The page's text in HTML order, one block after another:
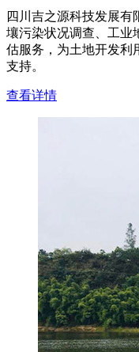
四川吉之源科技发展有
壤污染状况调查、工业
估服务，为土地开发利
支持。
查看详情